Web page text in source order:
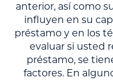
anterior, así como
influyen en su
préstamo y en los
evaluar si usted
préstamo, se
factores. En